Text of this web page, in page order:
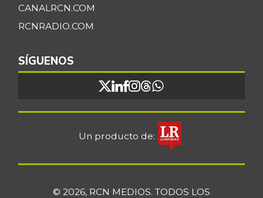
CANALRCN.COM
RCNRADIO.COM
SÍGUENOS
Un producto de:
© 2026, RCN MEDIOS. TODOS LOS